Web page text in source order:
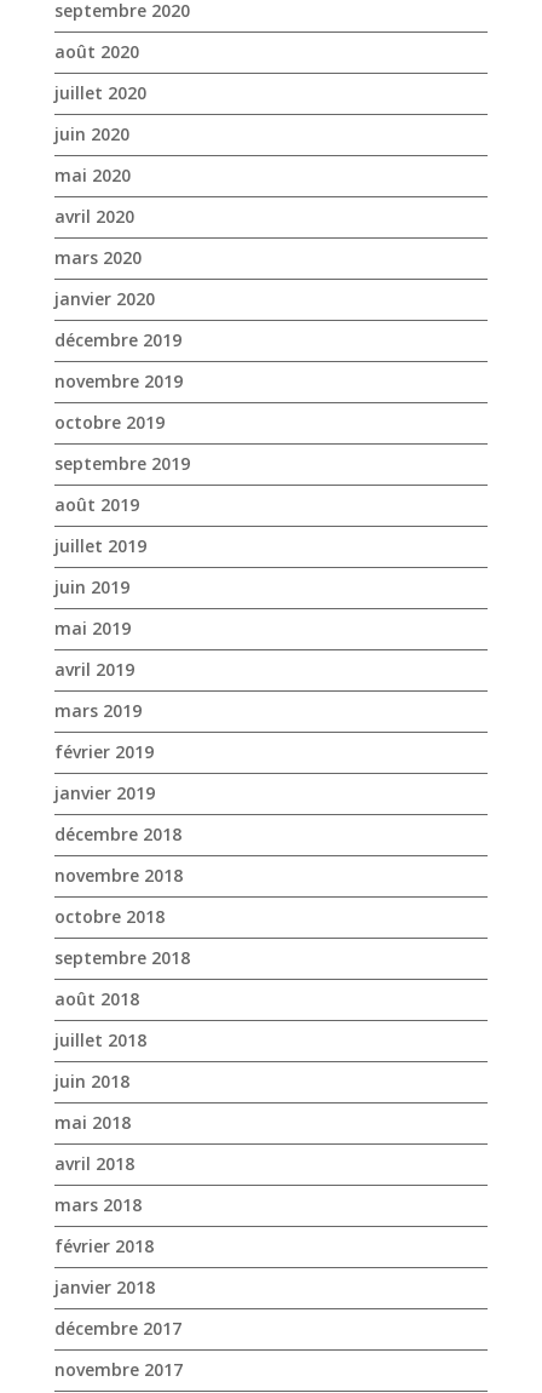
septembre 2020
août 2020
juillet 2020
juin 2020
mai 2020
avril 2020
mars 2020
janvier 2020
décembre 2019
novembre 2019
octobre 2019
septembre 2019
août 2019
juillet 2019
juin 2019
mai 2019
avril 2019
mars 2019
février 2019
janvier 2019
décembre 2018
novembre 2018
octobre 2018
septembre 2018
août 2018
juillet 2018
juin 2018
mai 2018
avril 2018
mars 2018
février 2018
janvier 2018
décembre 2017
novembre 2017